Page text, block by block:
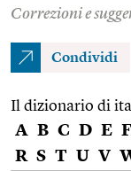
Correzioni e
Condividi
Il dizionario di
A B C D E F
R S T U V